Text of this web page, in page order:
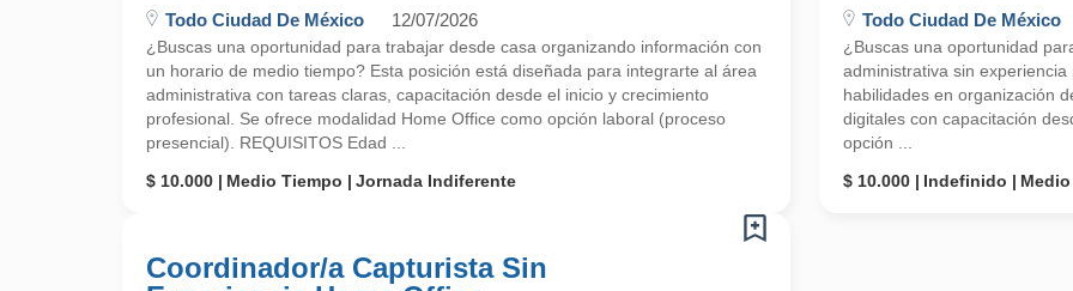
Todo Ciudad De México 12/07/2026
¿Buscas una oportunidad para trabajar desde casa organizando información con
un horario de medio tiempo? Esta posición está diseñada para integrarte al área
administrativa con tareas claras, capacitación desde el inicio y crecimiento
profesional. Se ofrece modalidad Home Office como opción laboral (proceso
presencial). REQUISITOS Edad ...
$ 10.000
Medio Tiempo Jornada Indiferente
Todo Ciudad De México
¿Buscas una oportunidad
administrativa sin
habilidades en organización
digitales con capacitación
opción ...
$ 10.000
Indefinido
Coordinador/a Capturista Sin